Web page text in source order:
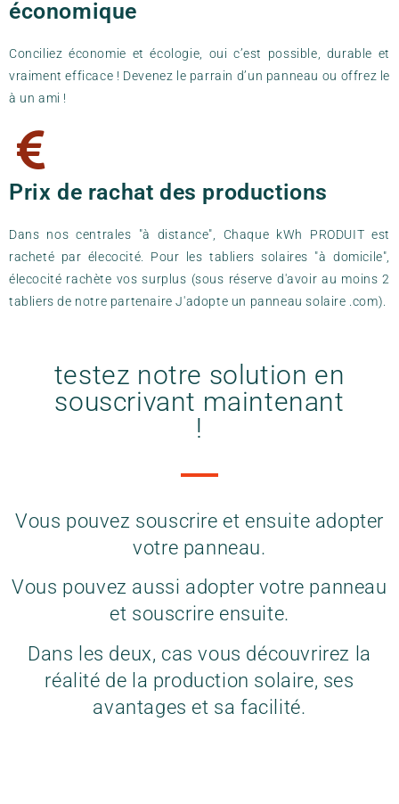
économique
Conciliez économie et écologie, oui c’est possible, durable et
vraiment efficace ! Devenez le parrain d’un panneau ou offrez le
à un ami !
Prix de rachat des productions
Dans nos centrales "à distance", Chaque kWh PRODUIT est
racheté par élecocité. Pour les tabliers solaires "à domicile",
élecocité rachète vos surplus (sous réserve d'avoir au moins 2
tabliers de notre partenaire J'adopte un panneau solaire .com).
testez notre solution en
souscrivant maintenant
!
Vous pouvez souscrire et ensuite adopter
votre panneau.
Vous pouvez aussi adopter votre panneau
et souscrire ensuite.
Dans les deux, cas vous découvrirez la
réalité de la production solaire, ses
avantages et sa facilité.